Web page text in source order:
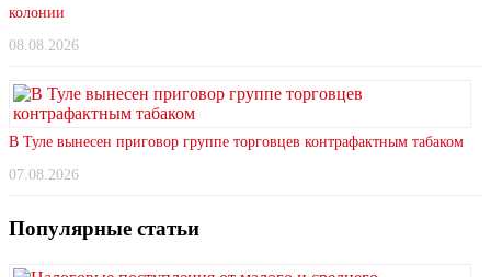
колонии
08.08.2026
В Туле вынесен приговор группе торговцев контрафактным табаком
07.08.2026
Популярные статьи